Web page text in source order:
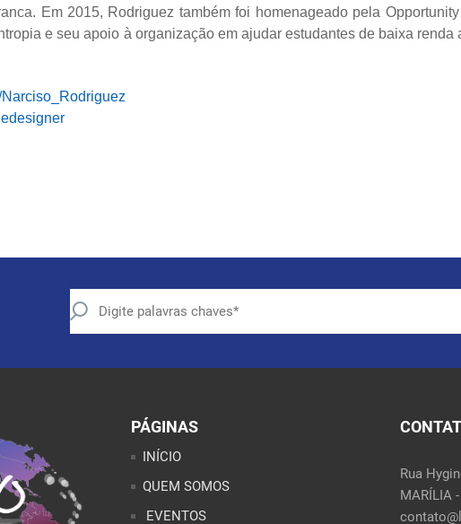
Em 2015, Rodriguez também foi homenageado pela
e seu apoio à organização em ajudar estudantes de baixa renda
PÁGINAS
INÍCIO
QUEM SOMOS
EVENTOS
Rua
MARÍLIA